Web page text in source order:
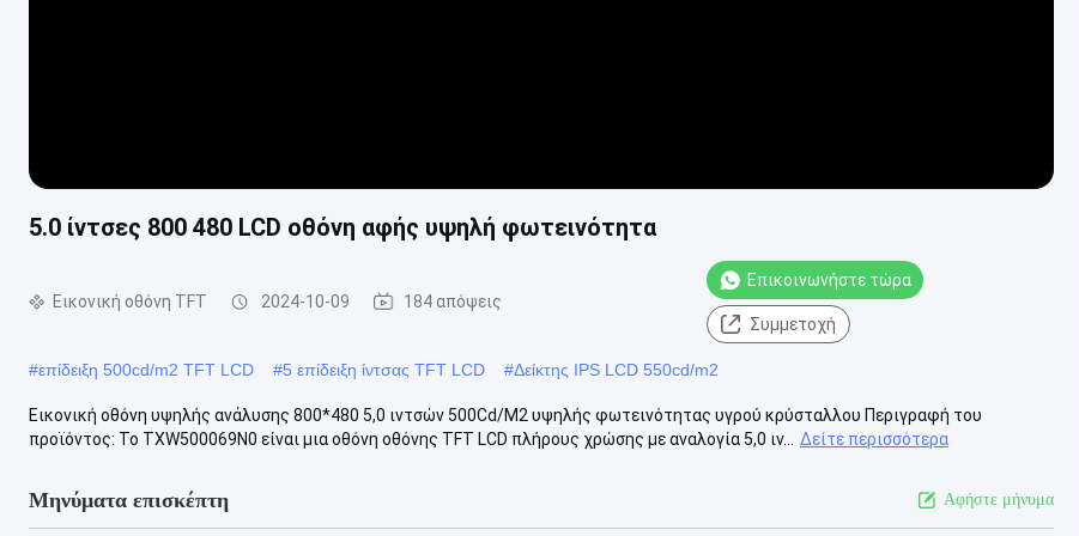
5.0 ίντσες 800 480 LCD οθόνη αφής υψηλή φωτεινότητα
Εικονική οθόνη TFT 2024-10-09 184 απόψεις
Επικοινωνήστε τώρα
Συμμετοχή
#επίδειξη 500cd/m2 TFT LCD #5 επίδειξη ίντσας TFT LCD #Δείκτης IPS LCD 550cd/m2
Εικονική οθόνη υψηλής ανάλυσης 800*480 5,0 ιντσών 500Cd/M2 υψηλής φωτεινότητας υγρού κρύσταλλου Περιγραφή του
προϊόντος: Το TXW500069N0 είναι μια οθόνη οθόνης TFT LCD πλήρους χρώσης με αναλογία 5,0 ιν...
Δείτε περισσότερα
Μηνύματα επισκέπτη Αφήστε μήνυμα